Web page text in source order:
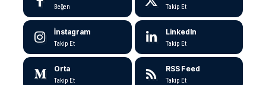
Beğen Takip Et
İnstagram
Takip Et
LinkedIn
Takip Et
Orta
Takip Et
RSS Feed
Takip Et